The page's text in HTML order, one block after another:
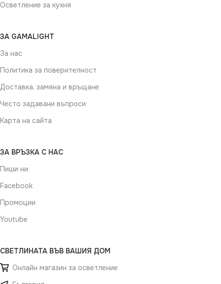
Осветление за кухня
ЗА GAMALIGHT
За нас
Политика за поверителност
Доставка, замяна и връщане
Често задавани въпроси
Карта на сайта
ЗА ВРЪЗКА С НАС
Пиши ни
Facebook
Промоции
Youtube
СВЕТЛИНАТА ВЪВ ВАШИЯ ДОМ
Онлайн магазин за осветление